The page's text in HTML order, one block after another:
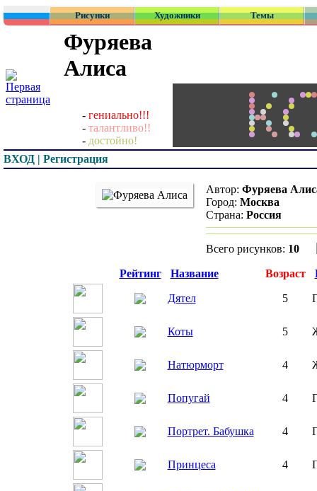
Рисунки Художники Темы
Фуряева
Алиса
- гениально!!!
- талантливо!!
- достойно!
ВХОД | Регистрация
Фуряева Алиса
Город:
Москва
Россия
Всего рисунков:10
Рейтинг Название Возраст
Дятел 5
Коты 5
Натюрморт 4
Попугай 4
Портрет. Бабушка 4
Принцеса 4